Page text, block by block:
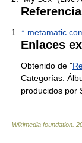
↑
Enlaces
Obtenido de "
Categorías:
producidos por
Wikimedia foundation